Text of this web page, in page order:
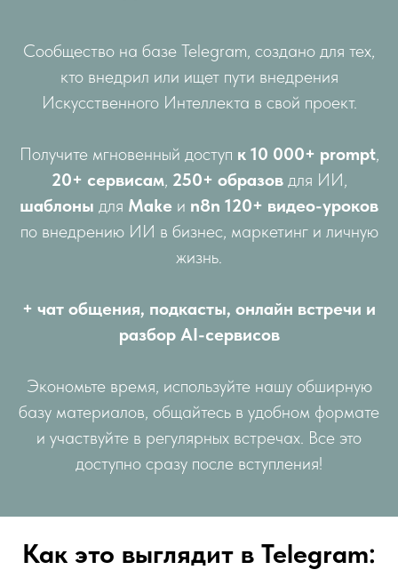
Сообщество на базе Telegram, создано для тех,
кто внедрил или ищет пути внедрения
Искусственного Интеллекта в свой проект.
Получите мгновенный доступ к 10 000+ prompt,
20+ сервисам, 250+ образовдля ИИ,
шаблоны для Make и n8n 120+ видео-уроков
по внедрению ИИ в бизнес, маркетинг и личную
жизнь.
+ чат общения, подкасты, онлайн встречи и
разбор AI-сервисов
Экономьте время, используйте нашу обширную
базу материалов, общайтесь в удобном формате
и участвуйте в регулярных встречах. Все это
доступно сразу после вступления!
Как это выглядит в Telegram: